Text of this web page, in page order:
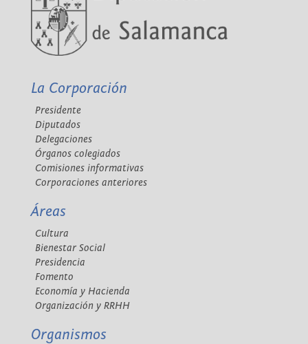
La Corporación
Presidente
Diputados
Delegaciones
Órganos colegiados
Comisiones informativas
Corporaciones anteriores
Áreas
Cultura
Bienestar Social
Presidencia
Fomento
Economía y Hacienda
Organización y RRHH
Organismos